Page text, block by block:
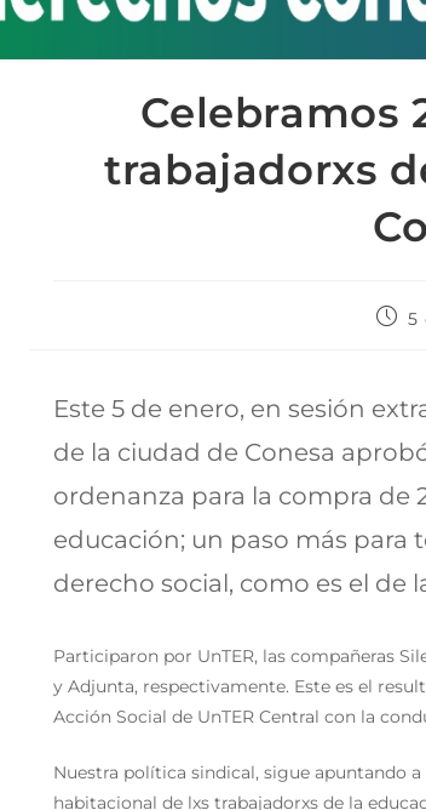
Celebramos
trabajadorxs
5
Este 5 de enero, en sesión
de la ciudad de Conesa
ordenanza para la compra de
educación; un paso más para
derecho social, como es el de
Participaron por UnTER, las compañeras
y Adjunta, respectivamente. Este es el
Acción Social de UnTER Central con la
Nuestra política sindical, sigue apuntando
habitacional de lxs trabajadorxs de la